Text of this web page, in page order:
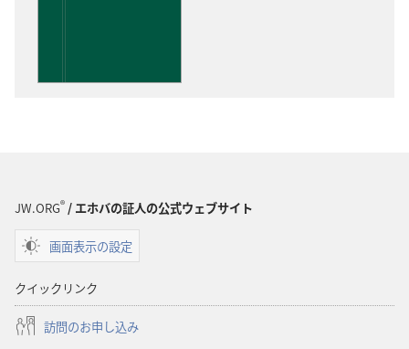
JW.ORG®/ エホバの証人の公式ウェブサイト
画面表示の設定
クイックリンク
訪問のお申し込み